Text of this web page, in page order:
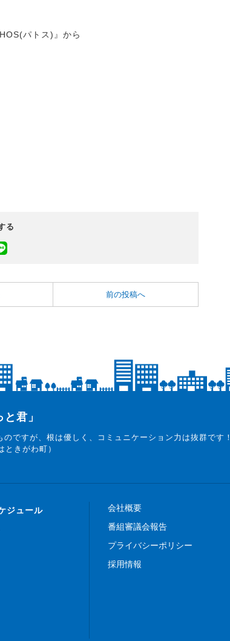
パトス)』から
る
前の投稿へ
君」
ですが、根は優しく、コミュニケーション力は抜群です！
きがわ町）
ジュール 会社概要
番組審議会報告
プライバシーポリシー
採用情報